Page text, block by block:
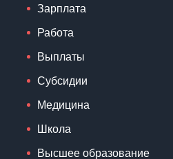
Зарплата
Работа
Выплаты
Субсидии
Медицина
Школа
Высшее образование